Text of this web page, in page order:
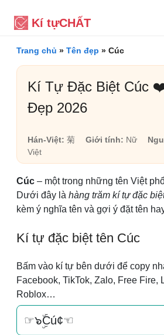
Kí tựCHẤT
Trang chủ » Tên đẹp » Cúc
Kí Tự Đặc Biệt Cúc
Đẹp 2026
Hán-Việt: 菊 Giới tính: Nữ
Việt
Cúc – một trong những tên Việt
Dưới đây là hàng trăm kí tự đặc
kèm ý nghĩa tên và gợi ý đặt tên
Kí tự đặc biệt tên Cúc
Bấm vào kí tự bên dưới để copy
Facebook, TikTok, Zalo, Free Fire,
Roblox…
☞๖ۣۜCú¢☜